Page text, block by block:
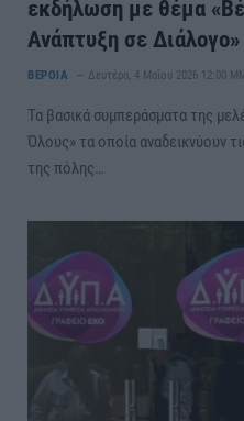
εκδήλωση με θέμα
Ανάπτυξη σε Διάλογο»
ΒΕΡΟΙΑ Δευτέρα, 4 Μαΐου 2026 12:00 ΜΜ
Τα βασικά συμπεράσματα της
Όλους» τα οποία αναδεικνύουν
της πόλης…